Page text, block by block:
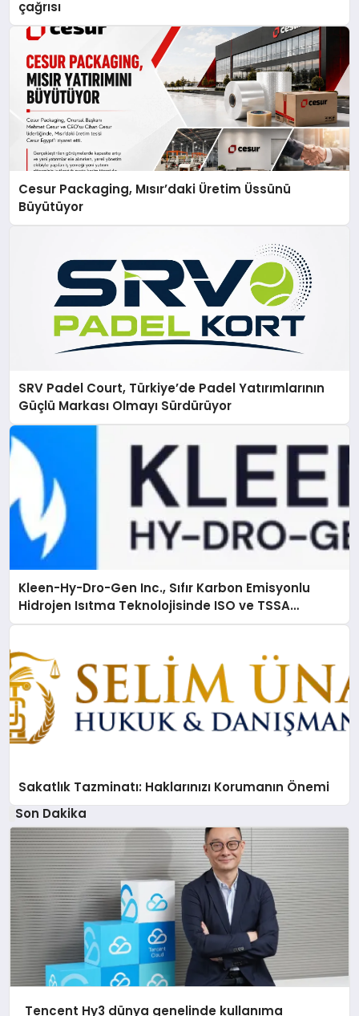
çağrısı
Cesur Packaging, Mısır’daki Üretim Üssünü
Büyütüyor
SRV Padel Court, Türkiye’de Padel Yatırımlarının
Güçlü Markası Olmayı Sürdürüyor
Kleen-Hy-Dro-Gen Inc., Sıfır Karbon Emisyonlu
Hidrojen Isıtma Teknolojisinde ISO ve TSSA
Düzenleyici Onaylarını Aldı
Sakatlık Tazminatı: Haklarınızı Korumanın Önemi
Son Dakika
Tencent Hy3 dünya genelinde kullanıma